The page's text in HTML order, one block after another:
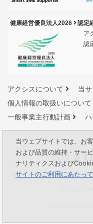
健康経営優良法人2026
認定
ア
認
アクシスについて
当
個人情報の取扱いについて
一般事業主行動計画
〒164-0012 東京都中
Copyright ©
当ウェブサイトでは、お
および品質の維持・サー
ナリティクスおよび
サイトのご利用にあたって